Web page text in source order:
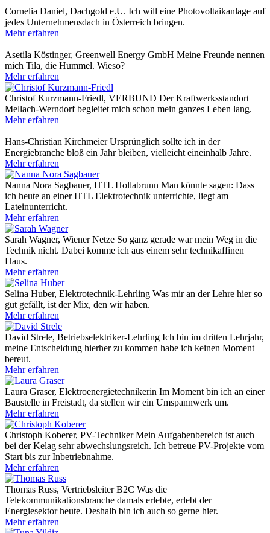
Cornelia Daniel, Dachgold e.U. Ich will eine Photovoltaikanlage auf
jedes Unternehmensdach in Österreich bringen.
Mehr erfahren
Asetila Köstinger, Greenwell Energy GmbH Meine Freunde nennen
mich Tila, die Hummel. Wieso?
Mehr erfahren
Christof Kurzmann-Friedl, VERBUND Der Kraftwerksstandort
Mellach-Werndorf begleitet mich schon mein ganzes Leben lang.
Mehr erfahren
Hans-Christian KirchmeierUrsprünglich sollte ich in der
Energiebranche bloß ein Jahr bleiben, vielleicht eineinhalb Jahre.
Mehr erfahren
Nanna Nora Sagbauer, HTL Hollabrunn Man könnte sagen: Dass
ich heute an einer HTL Elektrotechnik unterrichte, liegt am
Lateinunterricht.
Mehr erfahren
Sarah Wagner, Wiener Netze So ganz gerade war mein Weg in die
Technik nicht. Dabei komme ich aus einem sehr technikaffinen
Haus.
Mehr erfahren
Selina Huber, Elektrotechnik-Lehrling Was mir an der Lehre hier so
gut gefällt, ist der Mix, den wir haben.
Mehr erfahren
David Strele, Betriebselektriker-Lehrling Ich bin im dritten Lehrjahr,
meine Entscheidung hierher zu kommen habe ich keinen Moment
bereut.
Mehr erfahren
Laura Graser, Elektroenergietechnikerin Im Moment bin ich an einer
Baustelle in Freistadt, da stellen wir ein Umspannwerk um.
Mehr erfahren
Christoph Koberer, PV-TechnikerMein Aufgabenbereich ist auch
bei der Kelag sehr abwechslungsreich. Ich betreue PV-Projekte vom
Start bis zur Inbetriebnahme.
Mehr erfahren
Thomas Russ, Vertriebsleiter B2C Was die
Telekommunikationsbranche damals erlebte, erlebt der
Energiesektor heute. Deshalb bin ich auch so gerne hier.
Mehr erfahren